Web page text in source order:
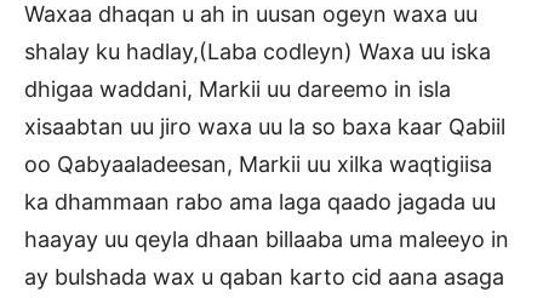
Waxaa dhaqan u ah in uusan ogeyn waxa uu
shalay ku hadlay,(Laba codleyn) Waxa uu iska
dhigaa waddani, Markii uu dareemo in isla
xisaabtan uu jiro waxa uu la so baxa kaar Qabiil
oo Qabyaaladeesan, Markii uu xilka waqtigiisa
ka dhammaan rabo ama laga qaado jagada uu
haayay uu qeyla dhaan billaaba uma maleeyo in
ay bulshada wax u qaban karto cid aana asaga